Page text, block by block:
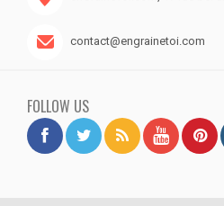
contact@engrainetoi.com
FOLLOW US